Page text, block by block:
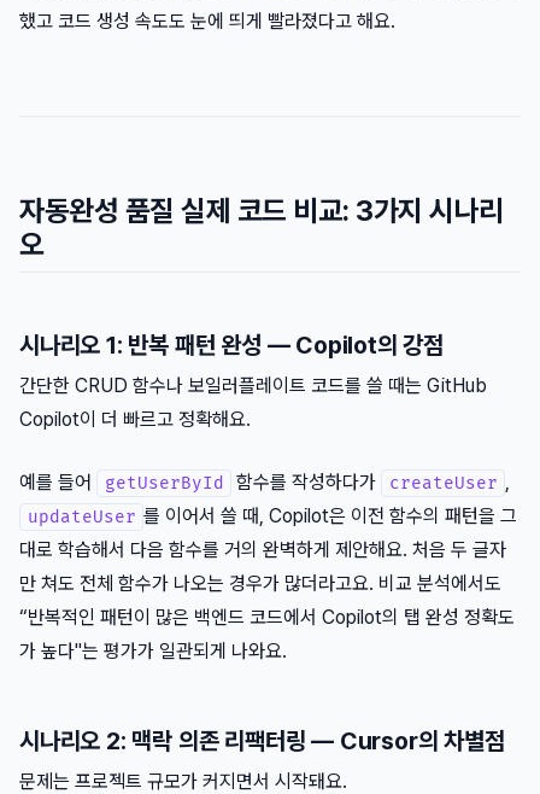
했고 코드 생성 속도도 눈에 띄게 빨라졌다고 해요.
자동완성 품질 실제 코드 비교: 3가지 시나리
오
시나리오 1: 반복 패턴 완성 — Copilot의 강점
간단한 CRUD 함수나 보일러플레이트 코드를 쓸 때는 GitHub
Copilot이 더 빠르고 정확해요.
예를 들어 getUserById 함수를 작성하다가 createUser ,
updateUser 를 이어서 쓸 때, Copilot은 이전 함수의 패턴을 그
대로 학습해서 다음 함수를 거의 완벽하게 제안해요. 처음 두 글자
만 쳐도 전체 함수가 나오는 경우가 많더라고요. 비교 분석에서도
“반복적인 패턴이 많은 백엔드 코드에서 Copilot의 탭 완성 정확도
가 높다"는 평가가 일관되게 나와요.
시나리오 2: 맥락 의존 리팩터링 — Cursor의 차별점
문제는 프로젝트 규모가 커지면서 시작돼요.